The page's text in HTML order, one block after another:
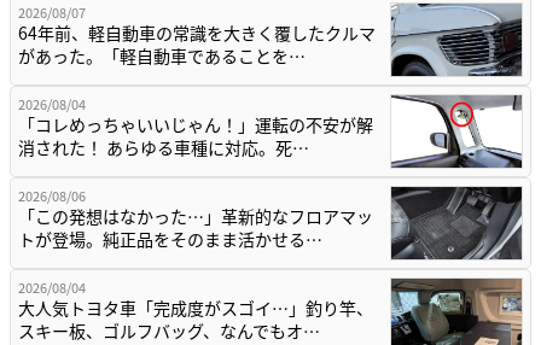
2026/08/07
64年前、軽自動車の常識を大きく覆したクルマ
があった。「軽自動車であることを…
2026/08/04
「コレめっちゃいいじゃん！」運転の不安が解
消された！ あらゆる車種に対応。死…
2026/08/06
「この発想はなかった…」革新的なフロアマッ
トが登場。純正品をそのまま活かせる…
2026/08/04
大人気トヨタ車「完成度がスゴイ…」釣り竿、
スキー板、ゴルフバッグ、なんでもオ…